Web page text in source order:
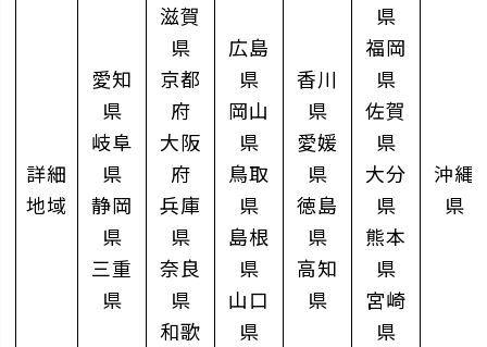
詳細
地域
愛知
県
岐阜
県
静岡
県
三重
県
滋賀
県
京都
府
大阪
府
兵庫
県
奈良
県
和歌
広島
県
岡山
県
鳥取
県
島根
県
山口
県
香川
県
愛媛
県
徳島
県
高知
県
県
福岡
県
佐賀
県
大分
県
熊本
県
宮崎
県
沖縄
県